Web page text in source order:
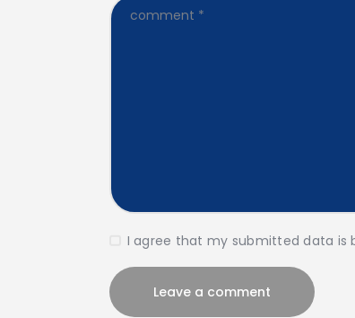
I agree that my submitted data is